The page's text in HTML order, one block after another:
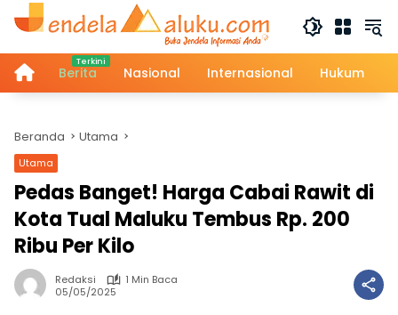
Langsung
HomeBerita Nasional Internasional Hukum
Beranda Utama
Utama
Pedas Banget! Harga Cabai Rawit di
Kota Tual Maluku Tembus Rp. 200
Ribu Per Kilo
Redaksi
1 Min Baca
05/05/2025